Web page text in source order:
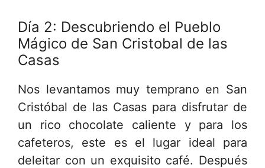
Día 2: Descubriendo el Pueblo
Mágico de San Cristobal de las
Casas
Nos levantamos muy temprano en San
Cristóbal de las Casas para disfrutar de
un rico chocolate caliente y para los
cafeteros, este es el lugar ideal para
deleitar con un exquisito café. Después